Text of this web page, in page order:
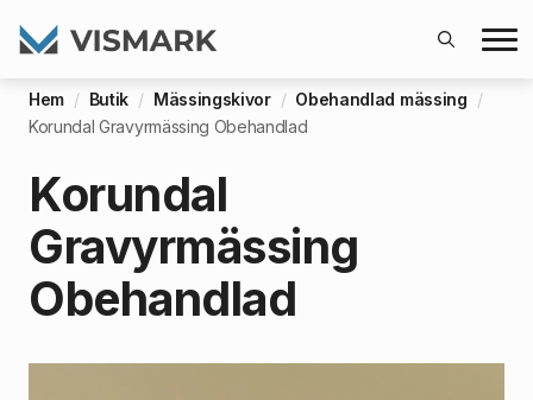
Search
for:
Hem Butik Mässingskivor
Obehandlad mässing
Korundal Gravyrmässing Obehandlad
Korundal
Gravyrmässing
Obehandlad